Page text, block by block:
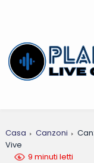
Casa Canzoni
Vive
9 minuti letti